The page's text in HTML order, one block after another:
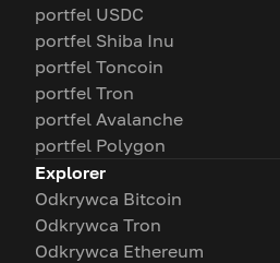
portfel USDC
portfel Shiba Inu
portfel Toncoin
portfel Tron
portfel Avalanche
portfel Polygon
Explorer
Odkrywca Bitcoin
Odkrywca Tron
Odkrywca Ethereum